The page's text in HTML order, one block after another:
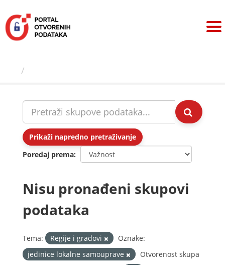
sadržaj
Prikaži napredno pretraživanje
Poredaj prema
Nisu pronađeni skupovi
podataka
Tema: Regije i gradovi
Oznake:
jedinice lokalne samouprave
Otvorenost skupa